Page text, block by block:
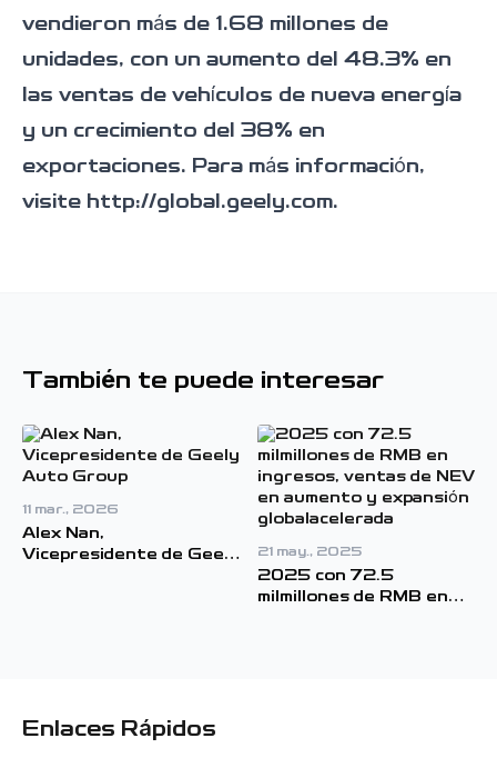
vendieron más de 1.68 millones de
unidades, con un aumento del 48.3% en
las ventas de vehículos de nueva energía
y un crecimiento del 38% en
exportaciones. Para más información,
visite http://global.geely.com.
También te puede interesar
11 mar., 2026
Alex Nan,
Vicepresidente de Geely
21 may., 2025
2025 con 72.5
milmillones de RMB en
Enlaces Rápidos